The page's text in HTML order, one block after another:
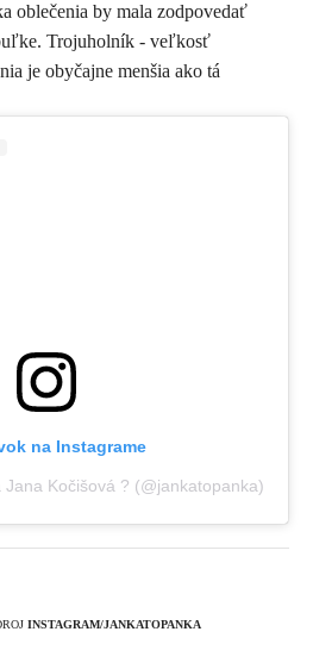
oblečenia by mala zodpovedať
Trojuholník - veľkosť
je obyčajne menšia ako tá
na Instagrame
Kočišová ? (@jankatopanka)
INSTAGRAM/JANKATOPANKA